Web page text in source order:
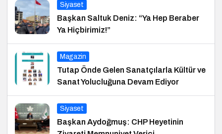
Siyaset
Başkan Saltuk Deniz: “Ya Hep Beraber
Ya Hiçbirimiz!”
Magazin
Tutap Önde Gelen Sanatçılarla Kültür ve
Sanat Yolucluğuna Devam Ediyor
Siyaset
Başkan Aydoğmuş: CHP Heyetinin